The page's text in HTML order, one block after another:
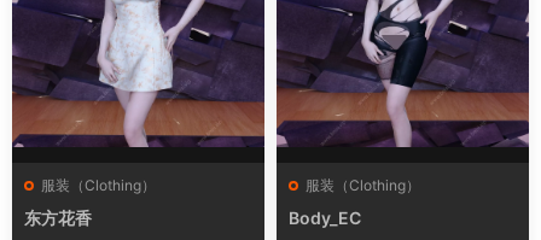
服装（Clothing）
东方花香
服装（Clothing）
Body_EC